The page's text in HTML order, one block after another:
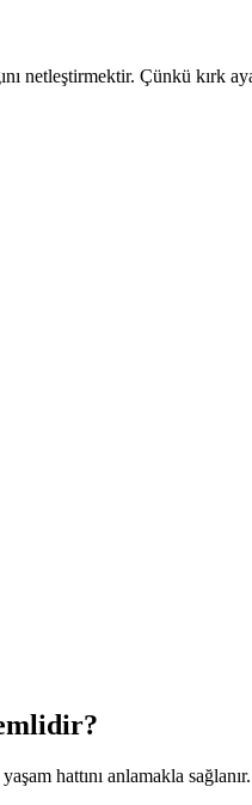
netleştirmektir. Çünkü kırk
hattını anlamakla sağlanır.